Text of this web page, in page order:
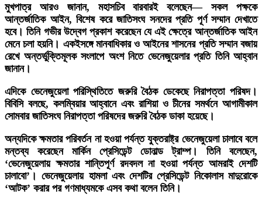
মুখপাত্র আরও জানান, মহাসচিব বারবারই বলেছেন— সকল পক্ষকে
আন্তর্জাতিক আইন, বিশেষ করে জাতিসংঘ সনদের প্রতি পূর্ণ সম্মান দেখাতে
হবে। তিনি গভীর উদ্বেগ প্রকাশ করেছেন যে এই ক্ষেত্রে আন্তর্জাতিক আইন
মেনে চলা হয়নি। একইসঙ্গে মানবাধিকার ও আইনের শাসনের প্রতি সম্মান বজায়
রেখে অন্তর্ভুক্তিমূলক সংলাপে অংশ নিতে ভেনেজুয়েলার প্রতি তিনি আহ্বান
জানান।
এদিকে ভেনেজুয়েলা পরিস্থিতিতে জরুরি বৈঠক ডেকেছে নিরাপত্তা পরিষদ।
বিবিসি বলছে, কলম্বিয়ার আহ্বানে এবং রাশিয়া ও চীনের সমর্থনে আগামীকাল
সোমবার জাতিসংঘ নিরাপত্তা পরিষদের জরুরি বৈঠক ডাকা হয়েছে।
অন্যদিকে ক্ষমতার পরিবর্তন না হওয়া পর্যন্ত যুক্তরাষ্ট্র ভেনেজুয়েলা চালাবে বলে
মন্তব্য করেছেন মার্কিন প্রেসিডেন্ট ডোনাল্ড ট্রাম্প। তিনি বলেছেন,
‘ভেনেজুয়েলায় ক্ষমতার শান্তিপূর্ণ রদবদল না হওয়া পর্যন্ত আমরাই দেশটি
চালাবো’। ভেনেজুয়েলায় হামলা এবং দেশটির প্রেসিডেন্ট নিকোলাস মাদুরোকে
‘আটক’ করার পর গণমাধ্যমকে এসব কথা বলেন তিনি।